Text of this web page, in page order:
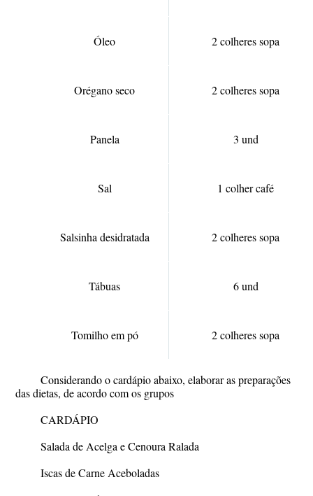
Óleo 2 colheres sopa
Orégano seco 2 colheres sopa
Panela 3 und
Sal 1 colher café
Salsinha desidratada 2 colheres sopa
Tábuas 6 und
Tomilho em pó 2 colheres sopa
Considerando o cardápio abaixo, elaborar as preparações
das dietas, de acordo com os grupos
CARDÁPIO
Salada de Acelga e Cenoura Ralada
Iscas de Carne Aceboladas